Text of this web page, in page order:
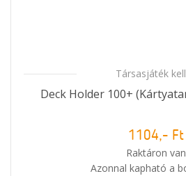
Társasjáték
Deck Holder 100+
1104,- Ft
Raktáron van
Azonnal kapható a